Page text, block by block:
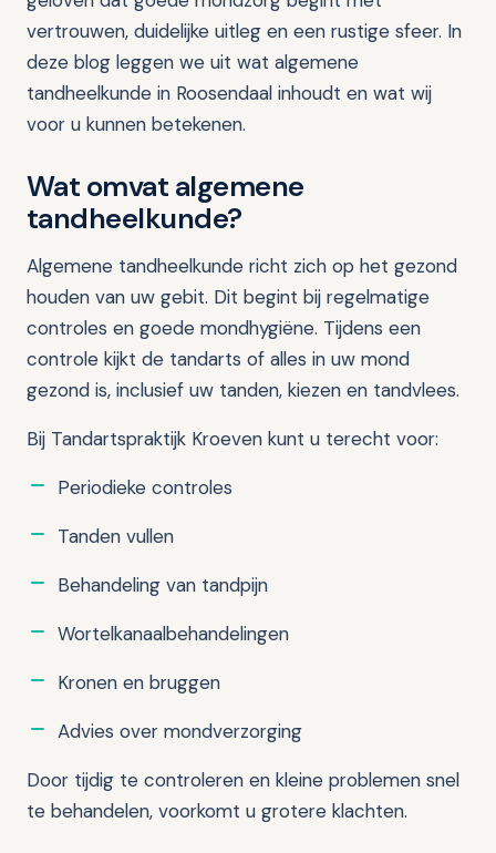
vertrouwen, duidelijke uitleg en een rustige sfeer. In
deze blog leggen we uit wat algemene
tandheelkunde in Roosendaal inhoudt en wat wij
voor u kunnen betekenen.
Wat omvat algemene
tandheelkunde?
Algemene tandheelkunde richt zich op het gezond
houden van uw gebit. Dit begint bij regelmatige
controles en goede mondhygiëne. Tijdens een
controle kijkt de tandarts of alles in uw mond
gezond is, inclusief uw tanden, kiezen en tandvlees.
Bij Tandartspraktijk Kroeven kunt u terecht voor:
Periodieke controles
Tanden vullen
Behandeling van tandpijn
Wortelkanaalbehandelingen
Kronen en bruggen
Advies over mondverzorging
Door tijdig te controleren en kleine problemen snel
te behandelen, voorkomt u grotere klachten.